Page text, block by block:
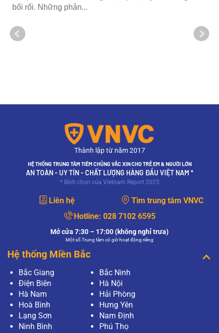
bối rối. Những phản...
Thành lập từ năm 2017
HỆ THỐNG TRUNG TÂM TIÊM CHỦNG VẮC XIN CHO TRẺ EM & NGƯỜI LỚN
AN TOÀN - UY TÍN - CHẤT LƯỢNG HÀNG ĐẦU VIỆT NAM *
* Bình chọn của Vietnam Report 2025
Liên hệ
Tìm trung tâm VNVC
Hotline: 028 7102 6595
Mở cửa 7:30 – 17:00 (không nghỉ trưa)
Một số Trung tâm có giờ hoạt động riêng
Hệ thống Miền Bắc
Bắc Giang
Bắc Ninh
Điện Biên
Hà Nội
Hà Nam
Hải Phòng
Hoà Bình
Hưng Yên
Lạng Sơn
Nam Định
Ninh Bình
Phú Thọ